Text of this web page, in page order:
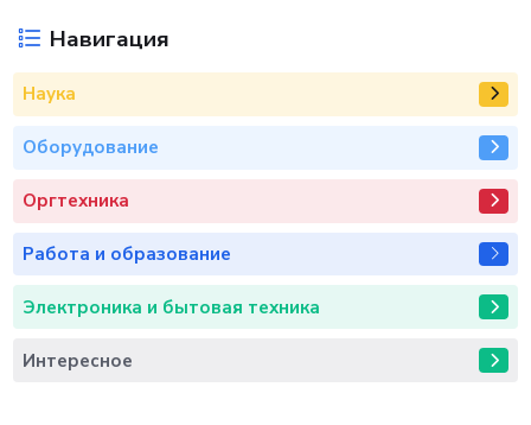
Навигация
Наука
Оборудование
Оргтехника
Работа и образование
Электроника и бытовая техника
Интересное